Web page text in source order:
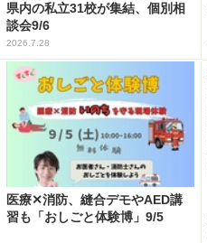
県内の私立31校が集結、個別相
談会9/6
2026.7.28
医療✕消防、縫合デモやAED講
習も「おしごと体験博」9/5